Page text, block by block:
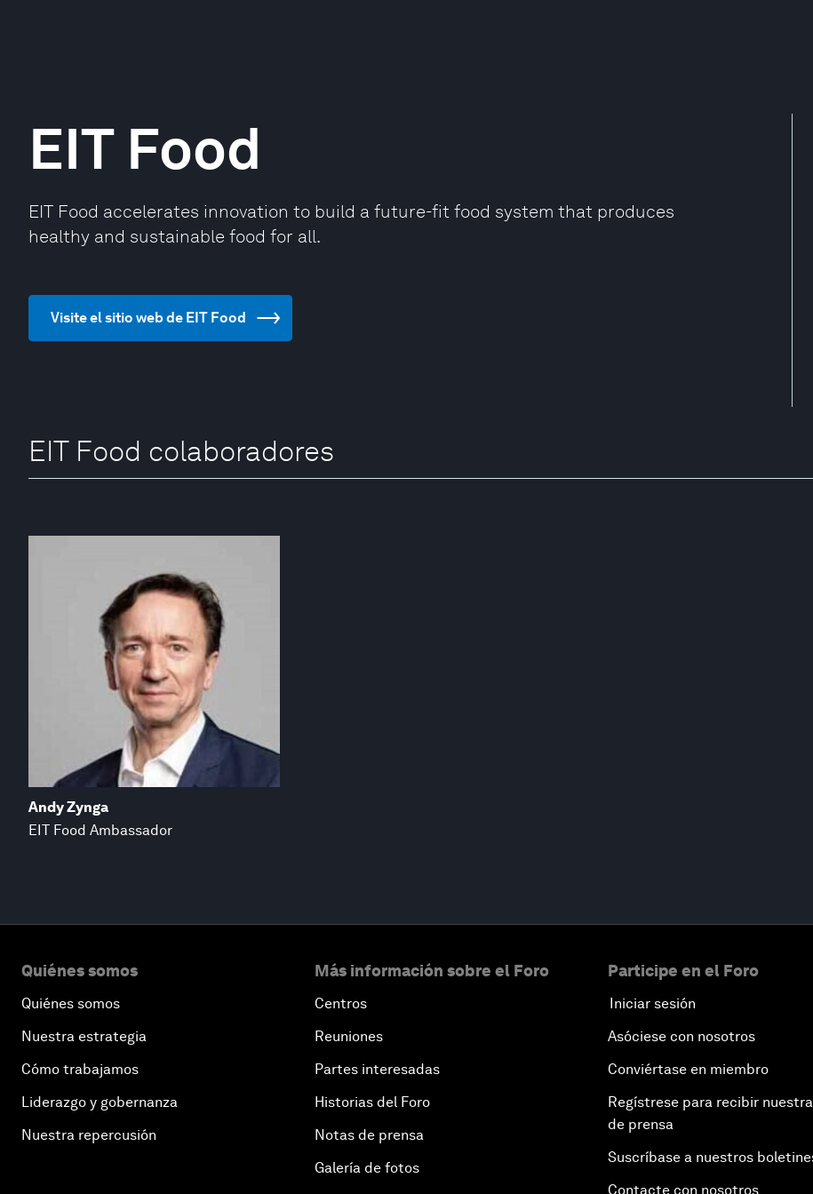
EIT Food
EIT Food accelerates innovation to build a future-fit food system that produces
healthy and sustainable food for all.
Visite el sitio web de EIT Food
EIT Food colaboradores
Andy Zynga
EIT Food Ambassador
Quiénes somos
Quiénes somos
Nuestra estrategia
Cómo trabajamos
Liderazgo y gobernanza
Nuestra repercusión
Más información sobre el Foro
Centros
Reuniones
Partes interesadas
Historias del Foro
Notas de prensa
Galería de fotos
Participe en el Foro
Iniciar sesión
Asóciese con nosotros
Conviértase en miembro
Regístrese para recibir
de prensa
Suscríbase a nuestros
Contacte con nosotros